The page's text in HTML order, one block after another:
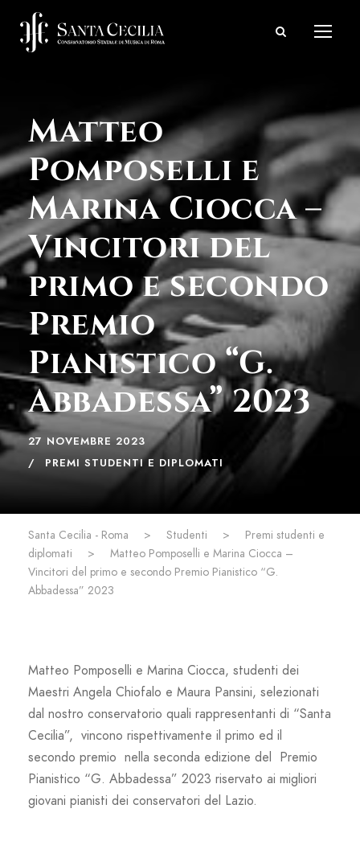
Matteo
Pomposelli e
Marina Ciocca –
Vincitori del
primo e secondo
Premio
Pianistico “G.
Abbadessa” 2023
27 NOVEMBRE 2023
PREMI STUDENTI E DIPLOMATI
Santa Cecilia - Roma > Studenti >
Premi studenti e
diplomati
>
Matteo Pomposelli e Marina Ciocca –
Vincitori del primo e secondo Premio Pianistico “G.
Abbadessa” 2023
Matteo Pomposelli e Marina Ciocca, studenti dei
Maestri Angela Chiofalo e Maura Pansini, selezionati
dal nostro conservatorio quali rappresentanti di “Santa
Cecilia”, vincono rispettivamente il primo ed il
secondo premio nella seconda edizione del Premio
Pianistico “G. Abbadessa” 2023 riservato ai migliori
giovani pianisti dei conservatori del Lazio.